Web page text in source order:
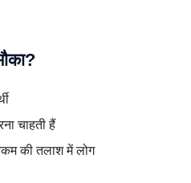
चाहती हैं
की तलाश में लोग